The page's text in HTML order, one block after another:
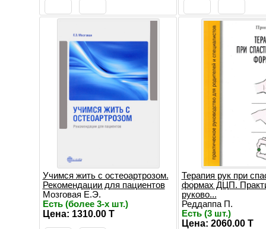
Учимся жить с остеоартрозом.
Рекомендации для пациентов
Мозговая E.Э.
Есть (более 3-х шт.)
Цена: 1310.00 T
Терапия рук при
формах ДЦП.
руково...
Реддаппа П.
Есть (3 шт.)
Цена: 2060.00 T